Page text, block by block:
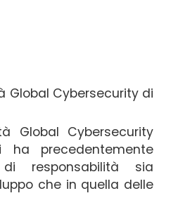
Global Cybersecurity di
Global Cybersecurity
precedentemente
responsabilità sia
che in quella delle